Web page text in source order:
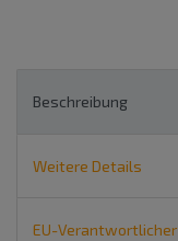
Beschreibung
Weitere Details
EU-Verantwortlicher